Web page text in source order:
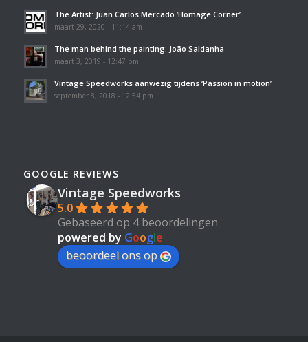
The Artist: Juan Carlos Mercado ‘Homage Corner’
maart 29, 2020 - 11:14 am
The man behind the painting: João Saldanha
maart 3, 2019 - 12:47 pm
Vintage Speedworks aanwezig tijdens ‘Passion in motion’
september 8, 2018 - 12:54 pm
GOOGLE REVIEWS
Vintage Speedworks
5.0
Gebaseerd op 4 beoordelingen
powered by Google
beoordeel ons op